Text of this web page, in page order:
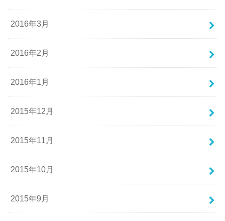
2016年3月
2016年2月
2016年1月
2015年12月
2015年11月
2015年10月
2015年9月